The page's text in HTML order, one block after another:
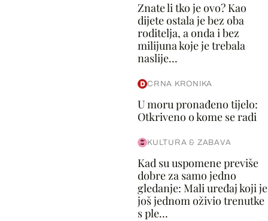
Znate li tko je ovo? Kao
dijete ostala je bez oba
roditelja, a onda i bez
milijuna koje je trebala
naslije...
CRNA KRONIKA
U moru pronađeno tijelo:
Otkriveno o kome se radi
KULTURA & ZABAVA
Kad su uspomene previše
dobre za samo jedno
gledanje: Mali uređaj koji je
još jednom oživio trenutke
s ple...